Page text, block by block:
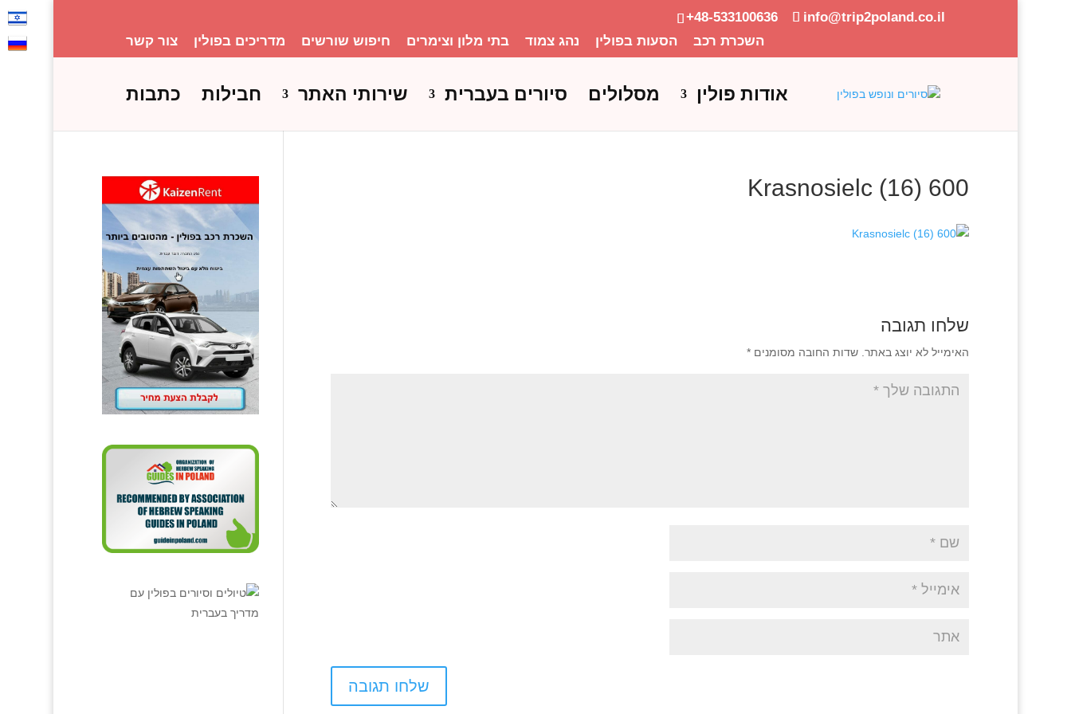
+48-533100636
info@trip2poland.co.il
השכרת רכב
הסעות בפולין נהג צמוד בתי מלון וצימרים חיפוש שורשים מדריכים בפולין צור קשר
אודות פולין מסלולים סיורים בעברית שירותי האתר חבילות כתבות
Krasnosielc (16) 600
שלחו תגובה
האימייל לא יוצג באתר. שדות החובה מסומנים *